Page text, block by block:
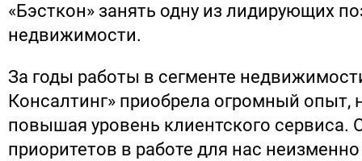
«Бэсткон» занять одну из лидирующих
недвижимости.
За годы работы в сегменте
Консалтинг» приобрела огромный опыт,
повышая уровень клиентского сервиса.
приоритетов в работе для нас неизменно